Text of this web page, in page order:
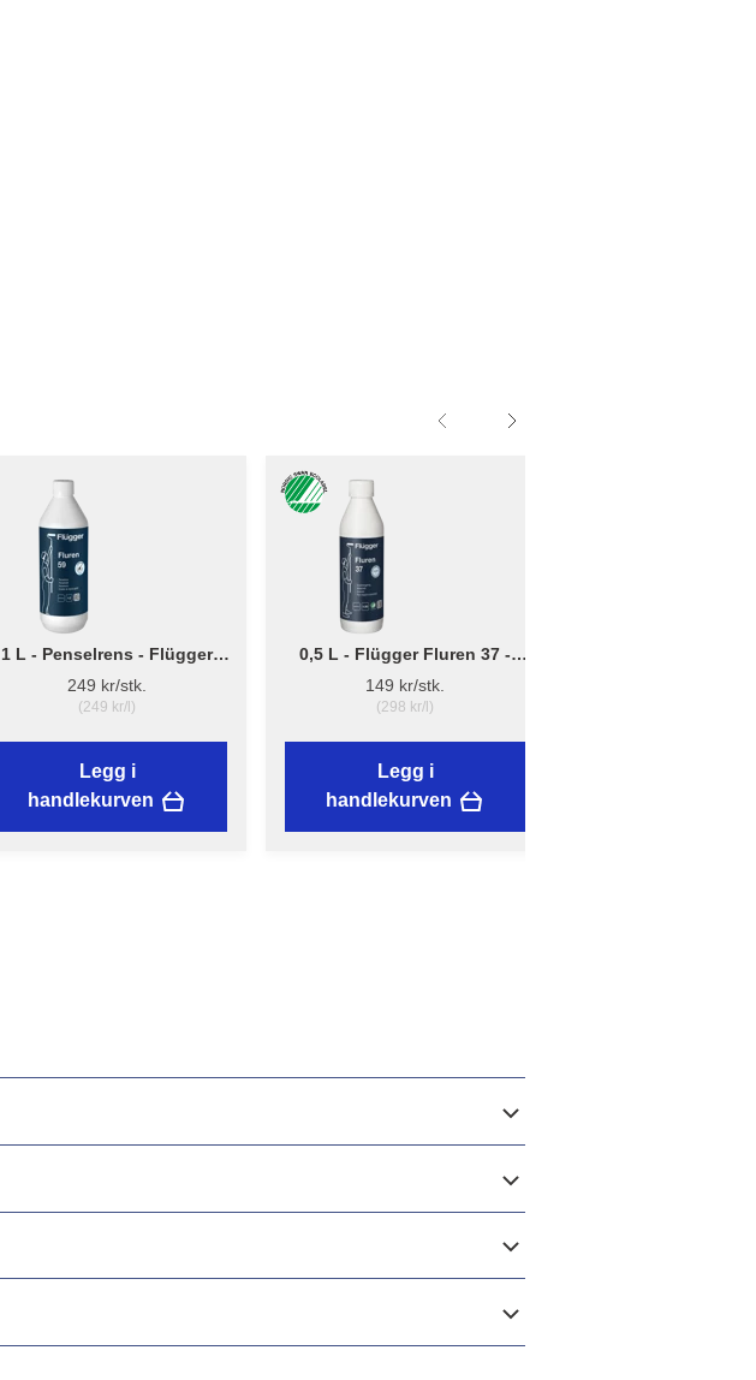
1 L - Penselrens - Flügger
Fluren 59
249 kr/stk.
(249 kr/l)
Legg i
handlekurven
0,5 L - Flügger Fluren 37 -
Grunnrengjøring
149 kr/stk.
(298 kr/l)
Legg i
handlekurven